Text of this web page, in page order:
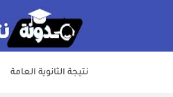
نتيجة الثانوية العامة